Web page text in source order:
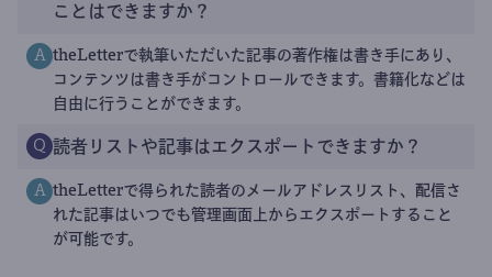
ことはできますか？
A theLetterで執筆いただいた記事の著作権は書き手にあり、
コンテンツは書き手がコントロールできます。書籍化などは
自由に行うことができます。
Q 読者リストや記事はエクスポートできますか？
A theLetterで得られた読者のメールアドレスリスト、配信さ
れた記事はいつでも管理画面上からエクスポートすること
が可能です。